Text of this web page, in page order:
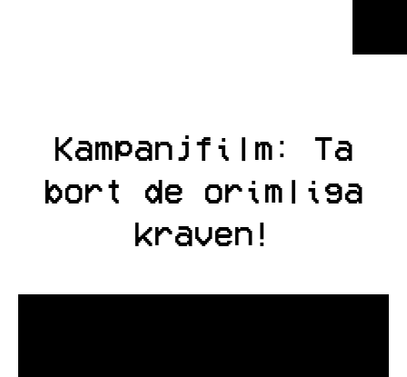
Kampanjfilm: Ta
bort de orimliga
kraven!